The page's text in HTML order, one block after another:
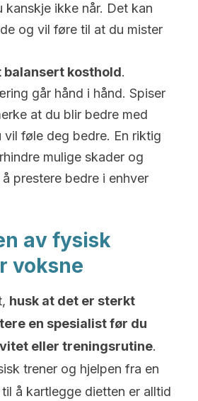
kanskje ikke når. Det kan
og vil føre til at du mister
balansert kosthold.
går hånd i hånd. Spiser
at du blir bedre med
vil føle deg bedre. En riktig
mulige skader og
prestere bedre i enhver
av fysisk
voksne
husk at det er sterkt
en spesialist før du
eller treningsrutine.
trener og hjelpen fra en
å kartlegge dietten er alltid